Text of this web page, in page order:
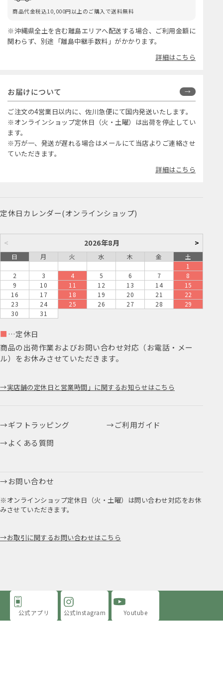
商品代金税込10,000円以上のご購入で送料無料
※沖縄県全土を含む離島エリアへ配送する場合、ご利用金額に
関わらず、別途「離島中継手数料」がかかります。
詳細はこちら
お届けについて
ご注文の4営業日以内に、佐川急便にて国内発送いたします。
※オンラインショップ定休日（火・土曜）は出荷を停止してい
ます。
※万が一、発送が遅れる場合はメールにて当店よりご連絡させ
ていただきます。
詳細はこちら
定休日カレンダー(オンラインショップ)
< 2026年8月 >
日 月 火 水 木 金
土
1
2
3 4 5 6 7
8
9
10 11 12 13 14
15
16
17 18 19 20 21
22
23
24 25 26 27 28
29
30
31
■ …定休日
商品の出荷作業およびお問い合わせ対応（お電話・メー
ル）をお休みさせていただきます。
実店舗の定休日と営業時間」に関するお知らせはこちら
ギフトラッピング
ご利用ガイド
よくある質問
お問い合わせ
※オンラインショップ定休日（火・土曜）は問い合わせ対応をお休
みさせていただきます。
お取引に関するお問い合わせはこちら
公式アプリ 公式Instagram Youtube